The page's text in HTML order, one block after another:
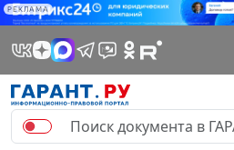
РЕКЛАМА